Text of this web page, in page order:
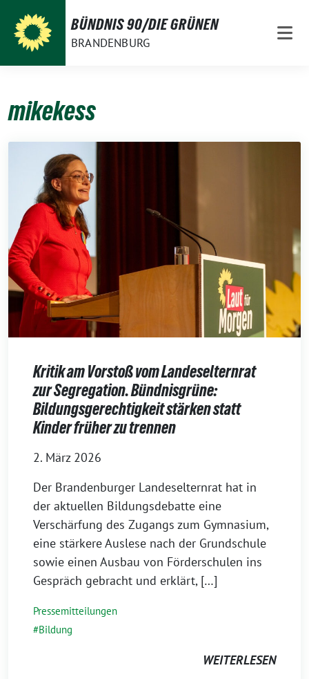
zum
Inhalt
BÜNDNIS 90/DIE GRÜNEN
BRANDENBURG
mikekess
Kritik am Vorstoß vom Landeselternrat
zur Segregation. Bündnisgrüne:
Bildungsgerechtigkeit stärken statt
Kinder früher zu trennen
2. März 2026
Der Brandenburger Landeselternrat hat in
der aktuellen Bildungsdebatte eine
Verschärfung des Zugangs zum Gymnasium,
eine stärkere Auslese nach der Grundschule
sowie einen Ausbau von Förderschulen ins
Gespräch gebracht und erklärt, […]
Pressemitteilungen
Bildung
WEITERLESEN